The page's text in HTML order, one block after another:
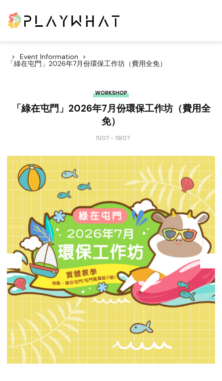
Event Information
「綠在屯門」2026年7月份環保工作坊（費用全免）
WORKSHOP
「綠在屯門」2026年7月份環保工作坊（費用全
免）
11/07 - 19/07